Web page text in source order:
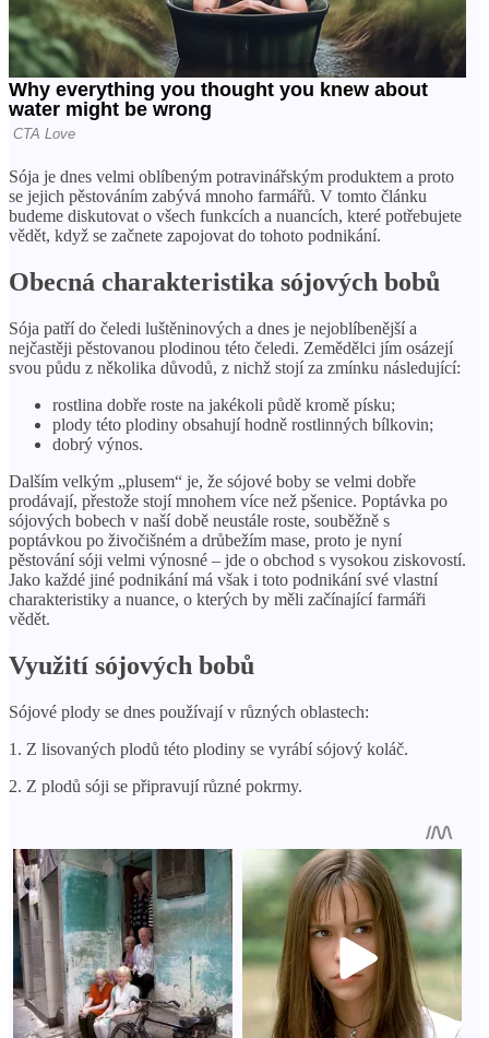
Sója je dnes velmi oblíbeným potravinářským produktem a proto
se jejich pěstováním zabývá mnoho farmářů. V tomto článku
budeme diskutovat o všech funkcích a nuancích, které potřebujete
vědět, když se začnete zapojovat do tohoto podnikání.
Obecná charakteristika sójových bobů
Sója patří do čeledi luštěninových a dnes je nejoblíbenější a
nejčastěji pěstovanou plodinou této čeledi. Zemědělci jím osázejí
svou půdu z několika důvodů, z nichž stojí za zmínku následující:
rostlina dobře roste na jakékoli půdě kromě písku;
plody této plodiny obsahují hodně rostlinných bílkovin;
dobrý výnos.
Dalším velkým „plusem“ je, že sójové boby se velmi dobře
prodávají, přestože stojí mnohem více než pšenice. Poptávka po
sójových bobech v naší době neustále roste, souběžně s
poptávkou po živočišném a drůbežím mase, proto je nyní
pěstování sóji velmi výnosné – jde o obchod s vysokou ziskovostí.
Jako každé jiné podnikání má však i toto podnikání své vlastní
charakteristiky a nuance, o kterých by měli začínající farmáři
vědět.
Využití sójových bobů
Sójové plody se dnes používají v různých oblastech:
1. Z lisovaných plodů této plodiny se vyrábí sójový koláč.
2. Z plodů sóji se připravují různé pokrmy.